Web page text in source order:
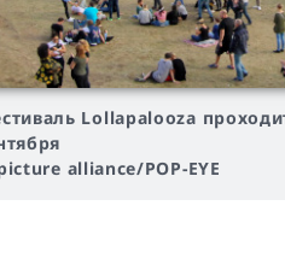
Lollapalooza
alliance/POP-EYE